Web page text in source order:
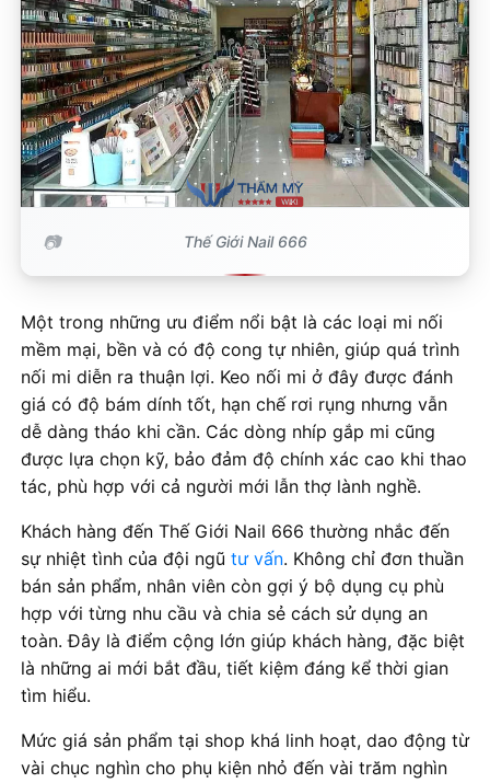
Thế Giới Nail 666
Một trong những ưu điểm nổi bật là các loại mi nối
mềm mại, bền và có độ cong tự nhiên, giúp quá trình
nối mi diễn ra thuận lợi. Keo nối mi ở đây được đánh
giá có độ bám dính tốt, hạn chế rơi rụng nhưng vẫn
dễ dàng tháo khi cần. Các dòng nhíp gắp mi cũng
được lựa chọn kỹ, bảo đảm độ chính xác cao khi thao
tác, phù hợp với cả người mới lẫn thợ lành nghề.
Khách hàng đến Thế Giới Nail 666 thường nhắc đến
sự nhiệt tình của đội ngũ tư vấn. Không chỉ đơn thuần
bán sản phẩm, nhân viên còn gợi ý bộ dụng cụ phù
hợp với từng nhu cầu và chia sẻ cách sử dụng an
toàn. Đây là điểm cộng lớn giúp khách hàng, đặc biệt
là những ai mới bắt đầu, tiết kiệm đáng kể thời gian
tìm hiểu.
Mức giá sản phẩm tại shop khá linh hoạt, dao động từ
vài chục nghìn cho phụ kiện nhỏ đến vài trăm nghìn